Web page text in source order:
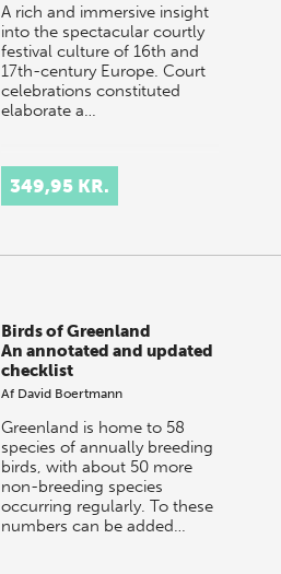
A rich and immersive insight
into the spectacular courtly
festival culture of 16th and
17th-century Europe. Court
celebrations constituted
elaborate a…
349,95 KR.
Birds of Greenland
An annotated and updated
checklist
Af David Boertmann
Greenland is home to 58
species of annually breeding
birds, with about 50 more
non-breeding species
occurring regularly. To these
numbers can be added…